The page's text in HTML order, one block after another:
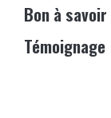
Bon à savoir
Témoignage